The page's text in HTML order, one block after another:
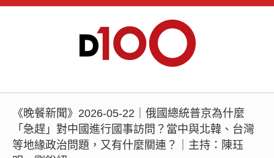
《晚餐新聞》2026-05-22｜俄國總統普京為什麼
「急趕」對中國進行國事訪問？當中與北韓、台灣
等地緣政治問題，又有什麼關連？｜主持：陳珏